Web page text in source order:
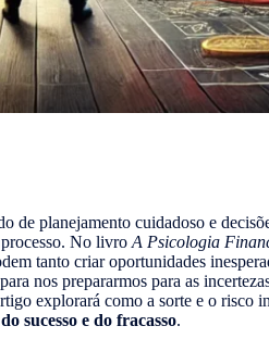
de planejamento cuidadoso e
No livro A Psicologia
tanto criar oportunidades
nos prepararmos para as
explorará como a sorte e o risco
sucesso e do fracasso.